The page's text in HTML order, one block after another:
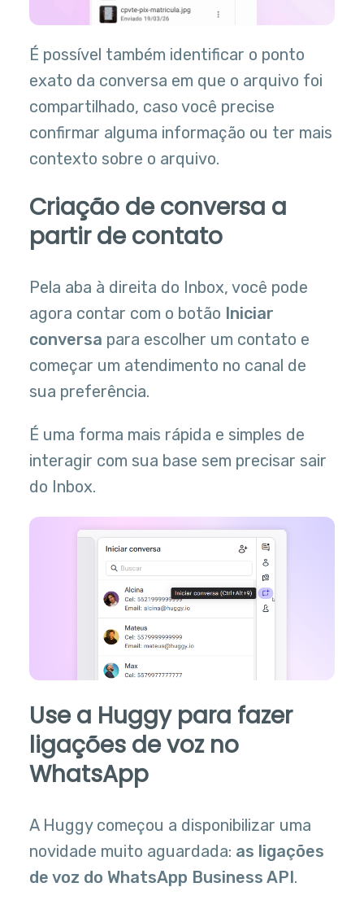
É possível também identificar o ponto
exato da conversa em que o arquivo foi
compartilhado, caso você precise
confirmar alguma informação ou ter mais
contexto sobre o arquivo.
Criação de conversa a
partir de contato
Pela aba à direita do Inbox, você pode
agora contar com o botão Iniciar
conversa para escolher um contato e
começar um atendimento no canal de
sua preferência.
É uma forma mais rápida e simples de
interagir com sua base sem precisar sair
do Inbox.
Use a Huggy para fazer
ligações de voz no
WhatsApp
A Huggy começou a disponibilizar uma
novidade muito aguardada: as ligações
de voz do WhatsApp Business API.